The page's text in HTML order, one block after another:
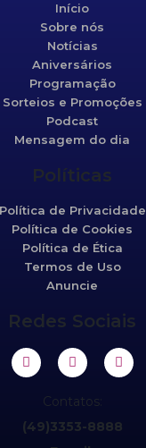
Início
Sobre nós
Notícias
Aniversários
Programação
Sorteios e Promoções
Podcast
Mensagem do dia
Políticas
Política de Privacidade
Política de Cookies
Política de Ética
Termos de Uso
Anuncie
Redes Sociais
Contatos:
(49)3353-8888